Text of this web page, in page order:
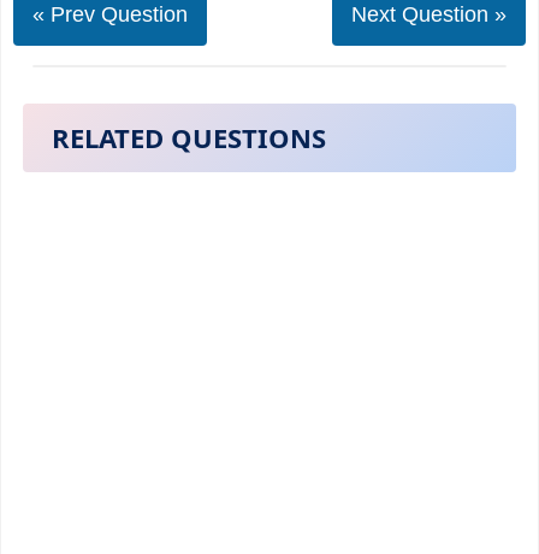
« Prev Question Next Question »
RELATED QUESTIONS